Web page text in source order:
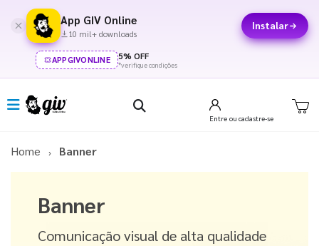
App GIV Online
10 mil+ downloads
Instalar
APPGIVONLINE 5% OFF
*verifique condições
Entre ou cadastre-se
Home Banner
Banner
Comunicação visual de alta qualidade